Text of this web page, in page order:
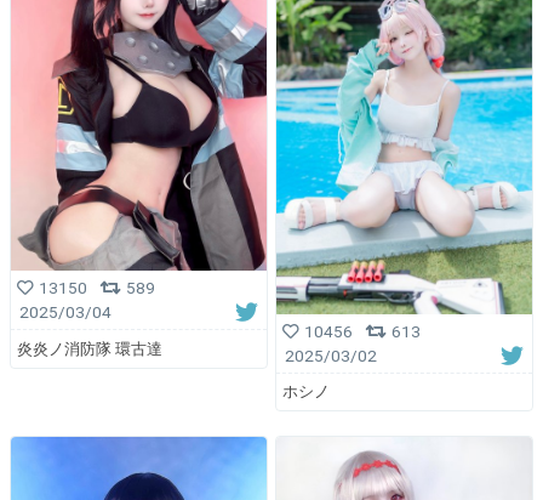
13150
589
2025/03/04
炎炎ノ消防隊 環古達
10456
613
2025/03/02
ホシノ